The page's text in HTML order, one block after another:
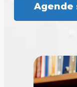
Agende